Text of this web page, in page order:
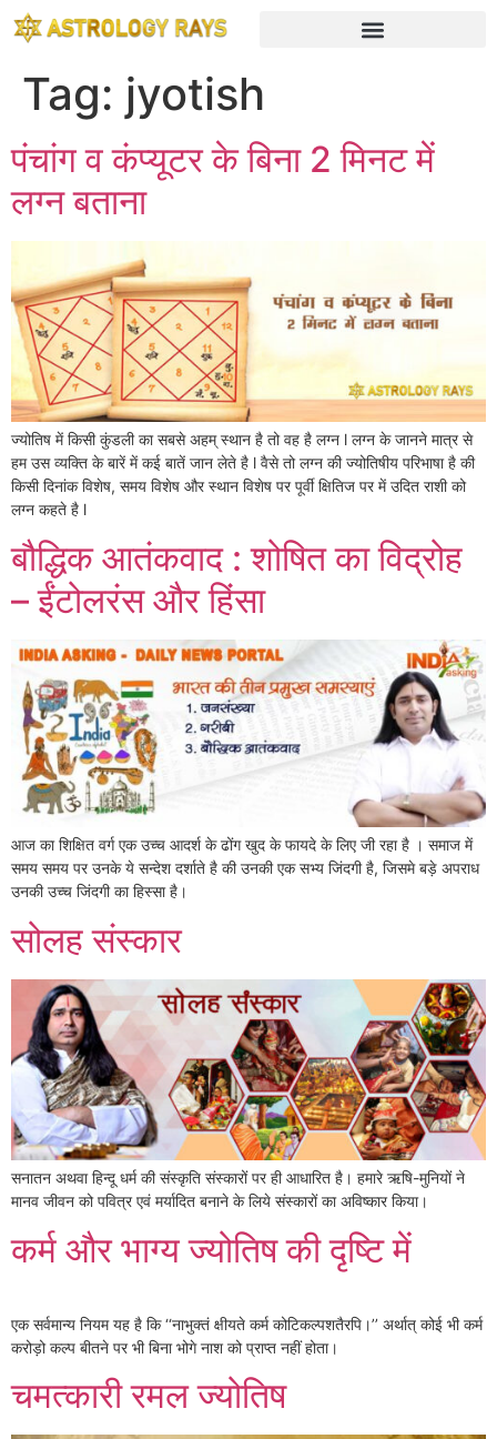
Tag: jyotish
पंचांग व कंप्यूटर के बिना 2 मिनट में
लग्न बताना
ज्योतिष में किसी कुंडली का सबसे अहम् स्थान है तो वह है लग्न l लग्न के जानने मात्र से
हम उस व्यक्ति के बारें में कई बातें जान लेते है l वैसे तो लग्न की ज्योतिषीय परिभाषा है की
किसी दिनांक विशेष, समय विशेष और स्थान विशेष पर पूर्वी क्षितिज पर में उदित राशी को
लग्न कहते है l
बौद्धिक आतंकवाद : शोषित का विद्रोह
– ईंटोलरंस और हिंसा
आज का शिक्षित वर्ग एक उच्च आदर्श के ढोंग खुद के फायदे के लिए जी रहा है । समाज में
समय समय पर उनके ये सन्देश दर्शाते है की उनकी एक सभ्य जिंदगी है, जिसमे बड़े अपराध
उनकी उच्च जिंदगी का हिस्सा है।
सोलह संस्कार
सनातन अथवा हिन्दू धर्म की संस्कृति संस्कारों पर ही आधारित है। हमारे ऋषि-मुनियों ने
मानव जीवन को पवित्र एवं मर्यादित बनाने के लिये संस्कारों का अविष्कार किया।
कर्म और भाग्य ज्योतिष की दृष्टि में
एक सर्वमान्य नियम यह है कि ‘‘नाभुक्तं क्षीयते कर्म कोटिकल्पशतैरपि।’’ अर्थात् कोई भी कर्म
करोड़ो कल्प बीतने पर भी बिना भोगे नाश को प्राप्त नहीं होता।
चमत्कारी रमल ज्योतिष